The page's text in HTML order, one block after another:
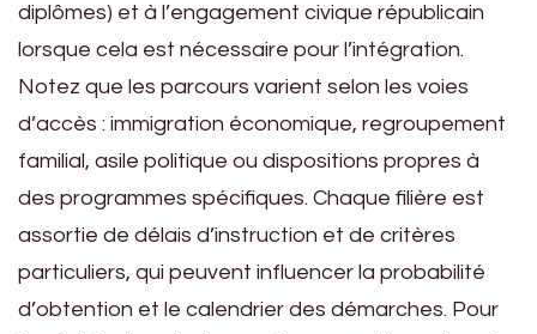
diplômes) et à l’engagement civique républicain
lorsque cela est nécessaire pour l’intégration.
Notez que les parcours varient selon les voies
d’accès : immigration économique, regroupement
familial, asile politique ou dispositions propres à
des programmes spécifiques. Chaque filière est
assortie de délais d’instruction et de critères
particuliers, qui peuvent influencer la probabilité
d’obtention et le calendrier des démarches. Pour